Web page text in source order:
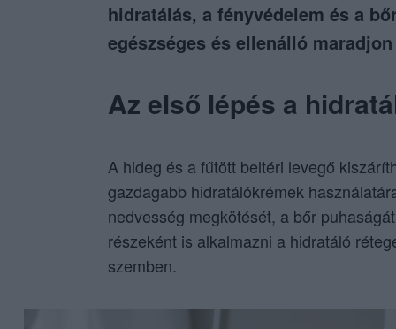
hidratálás, a fényvédelem és a
egészséges és ellenálló
Az első lépés a
A hideg és a fűtött beltéri levegő
gazdagabb hidratálókrémek
nedvesség megkötését, a bőr
részeként is alkalmazni a hidratáló
szemben.